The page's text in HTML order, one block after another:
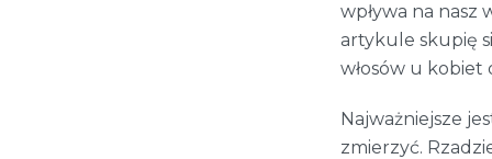
wpływa na nasz
artykule skupię
włosów u
Najważniejsze
zmierzyć.